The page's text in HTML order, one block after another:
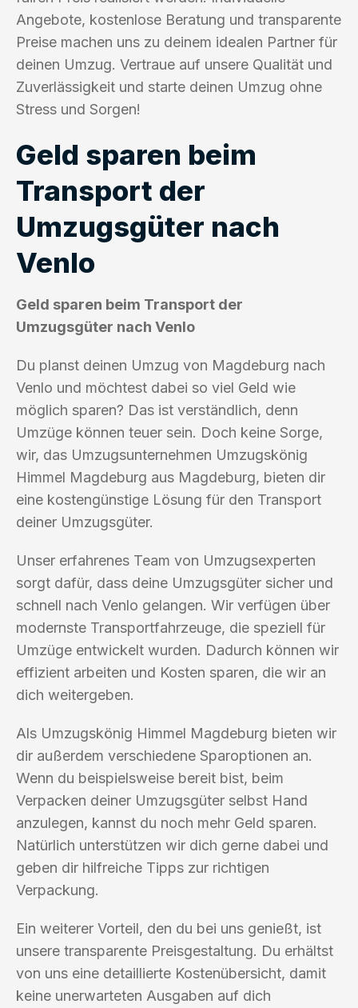
Angebote, kostenlose Beratung und transparente
Preise machen uns zu deinem idealen Partner für
deinen Umzug. Vertraue auf unsere Qualität und
Zuverlässigkeit und starte deinen Umzug ohne
Stress und Sorgen!
Geld sparen beim
Transport der
Umzugsgüter nach
Venlo
Geld sparen beim Transport der
Umzugsgüter nach Venlo
Du planst deinen Umzug von Magdeburg nach
Venlo und möchtest dabei so viel Geld wie
möglich sparen? Das ist verständlich, denn
Umzüge können teuer sein. Doch keine Sorge,
wir, das Umzugsunternehmen Umzugskönig
Himmel Magdeburg aus Magdeburg, bieten dir
eine kostengünstige Lösung für den Transport
deiner Umzugsgüter.
Unser erfahrenes Team von Umzugsexperten
sorgt dafür, dass deine Umzugsgüter sicher und
schnell nach Venlo gelangen. Wir verfügen über
modernste Transportfahrzeuge, die speziell für
Umzüge entwickelt wurden. Dadurch können wir
effizient arbeiten und Kosten sparen, die wir an
dich weitergeben.
Als Umzugskönig Himmel Magdeburg bieten wir
dir außerdem verschiedene Sparoptionen an.
Wenn du beispielsweise bereit bist, beim
Verpacken deiner Umzugsgüter selbst Hand
anzulegen, kannst du noch mehr Geld sparen.
Natürlich unterstützen wir dich gerne dabei und
geben dir hilfreiche Tipps zur richtigen
Verpackung.
Ein weiterer Vorteil, den du bei uns genießt, ist
unsere transparente Preisgestaltung. Du erhältst
von uns eine detaillierte Kostenübersicht, damit
keine unerwarteten Ausgaben auf dich